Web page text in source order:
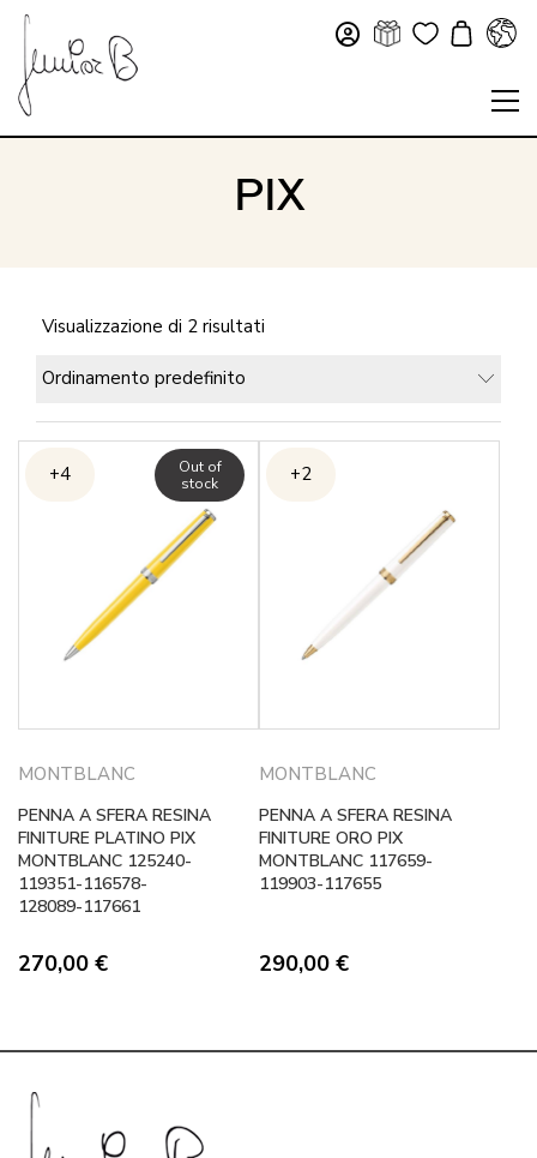
PIX
Visualizzazione di 2 risultati
Ordinamento predefinito
+4
MONTBLANC
Out of
stock
PENNA A SFERA RESINA
FINITURE PLATINO PIX
MONTBLANC 125240-
119351-116578-
128089-117661
270,00 €
+2
MONTBLANC
PENNA A SFERA RESINA
FINITURE ORO PIX
MONTBLANC 117659-
119903-117655
290,00 €